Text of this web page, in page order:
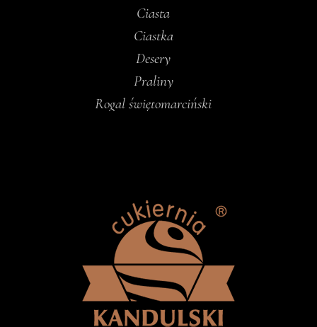
Ciasta
Ciastka
Desery
Praliny
Rogal świętomarciński